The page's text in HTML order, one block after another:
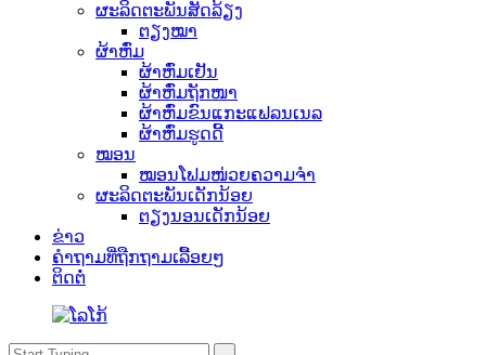
ຜະລິດຕະພັນສັດລ້ຽງ
ຕຽງໝາ
ຜ້າຫົ່ມ
ຜ້າຫົ່ມເຢັນ
ຜ້າຫົ່ມຖັກໜາ
ຜ້າຫົ່ມຂົນແກະແຟລນເນລ
ຜ້າຫົ່ມຮູດດີ້
ໝອນ
ໝອນໂຟມໜ່ວຍຄວາມຈຳ
ຜະລິດຕະພັນເດັກນ້ອຍ
ຕຽງນອນເດັກນ້ອຍ
ຂ່າວ
ຄຳຖາມທີ່ຖືກຖາມເລື້ອຍໆ
ຕິດຕໍ່